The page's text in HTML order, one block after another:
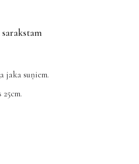
jaka suņiem.